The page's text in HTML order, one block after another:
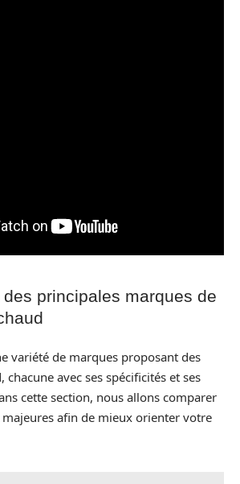
principales marques de
variété de marques proposant des
chacune avec ses spécificités et ses
cette section, nous allons comparer
afin de mieux orienter votre